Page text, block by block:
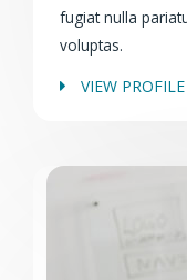
fugiat nulla
voluptas.
VIEW PROFILE